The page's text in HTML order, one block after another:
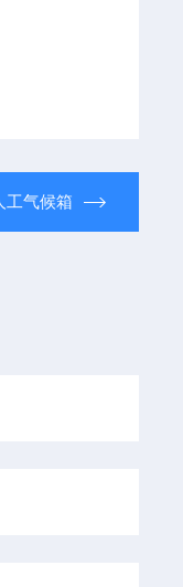
工气候箱